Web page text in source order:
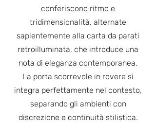
conferiscono ritmo e
tridimensionalità, alternate
sapientemente alla carta da parati
retroilluminata, che introduce una
nota di eleganza contemporanea.
La porta scorrevole in rovere si
integra perfettamente nel contesto,
separando gli ambienti con
discrezione e continuità stilistica.